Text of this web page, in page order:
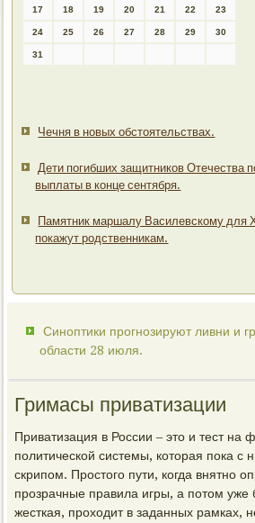
17 18 19 20 21 22 23
24 25 26 27 28 29 30
31
Чечня в новых обстоятельствах.
Дети погибших защитников Отечества
выплаты в конце сентября.
Памятник маршалу Василевскому для
покажут родственникам.
Синоптики прогнозируют ливни и
области 28 июля.
Гримасы приватизации
Приватизация в России – это и тест на
политической системы, которая пока с
скрипом. Простого пути, когда внятно
прозрачные правила игры, а потом уже
жесткая, проходит в заданных рамках,